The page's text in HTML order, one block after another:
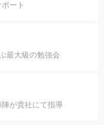
ート
最大級の勉強会
が貴社にて指導